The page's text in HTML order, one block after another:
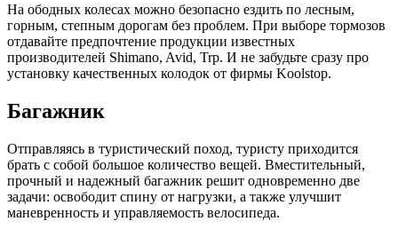
На ободных колесах можно безопасно ездить по лесным,
горным, степным дорогам без проблем. При выборе тормозов
отдавайте предпочтение продукции известных
производителей Shimano, Avid, Trp. И не забудьте сразу про
установку качественных колодок от фирмы Koolstop.
Багажник
Отправляясь в туристический поход, туристу приходится
брать с собой большое количество вещей. Вместительный,
прочный и надежный багажник решит одновременно две
задачи: освободит спину от нагрузки, а также улучшит
маневренность и управляемость велосипеда.